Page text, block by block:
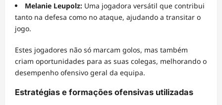
Melanie Leupolz: Uma jogadora versátil que contribui
tanto na defesa como no ataque, ajudando a transitar o
jogo.
Estes jogadores não só marcam golos, mas também
criam oportunidades para as suas colegas, melhorando o
desempenho ofensivo geral da equipa.
Estratégias e formações ofensivas utilizadas